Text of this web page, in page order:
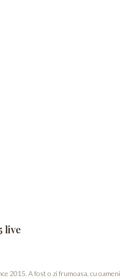
live
2015. A fost o zi frumoasa, cu